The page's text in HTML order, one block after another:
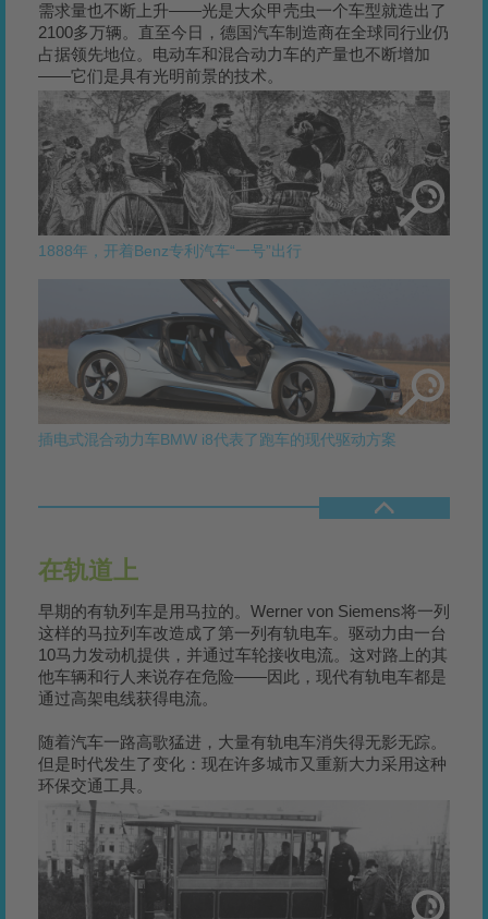
需求量也不断上升——光是大众甲壳虫一个车型就造出了
2100多万辆。直至今日，德国汽车制造商在全球同行业仍
占据领先地位。电动车和混合动力车的产量也不断增加
——它们是具有光明前景的技术。
1888年，开着Benz专利汽车“一号”出行
插电式混合动力车BMW i8代表了跑车的现代驱动方案
在轨道上
早期的有轨列车是用马拉的。Werner von Siemens将一列
这样的马拉列车改造成了第一列有轨电车。驱动力由一台
10马力发动机提供，并通过车轮接收电流。这对路上的其
他车辆和行人来说存在危险——因此，现代有轨电车都是
通过高架电线获得电流。
随着汽车一路高歌猛进，大量有轨电车消失得无影无踪。
但是时代发生了变化：现在许多城市又重新大力采用这种
环保交通工具。